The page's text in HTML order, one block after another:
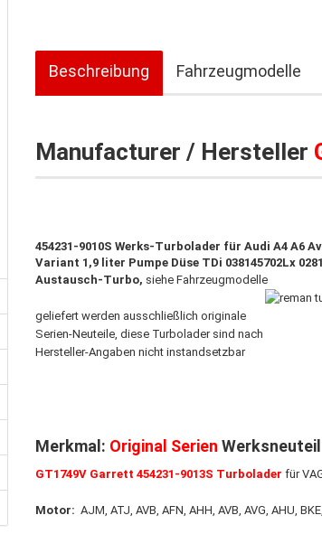
Beschreibung Fahrzeugmodelle
Manufacturer / Hersteller
454231-9010S Werks-Turbolader für Audi A4 A6
Variant 1,9 liter Pumpe Düse TDi 038145702Lx
Austausch-Turbo, siehe Fahrzeugmodelle
geliefert werden ausschließlich originale
Serien-Neuteile, diese Turbolader sind nach
Hersteller-Angaben nicht instandsetzbar
Merkmal: Original Serien Werksneuteil
GT1749V Garrett 454231-9013S Turbolader für
Motor: AJM, ATJ, AVB, AFN, AHH, AVB, AVG, AHU,